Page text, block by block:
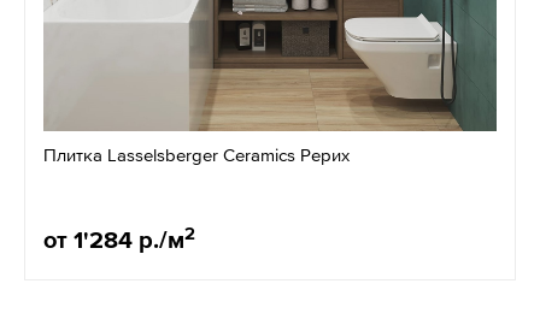
Плитка Lasselsberger Ceramics Рерих
от 1'284 р./м2